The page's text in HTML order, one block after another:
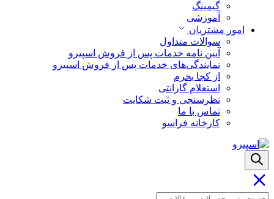
گیمینگ
آموزشی
امور مشتریان
سوالات متداول
آیین نامه خدمات پس از فروش اسپیرو
نمایندگی‌های خدمات پس از فروش اسپیرو
از کجا بخرم
استعلام گارانتی
نظرسنجی و ثبت شکایت
تماس با ما
کارخانه فراسو